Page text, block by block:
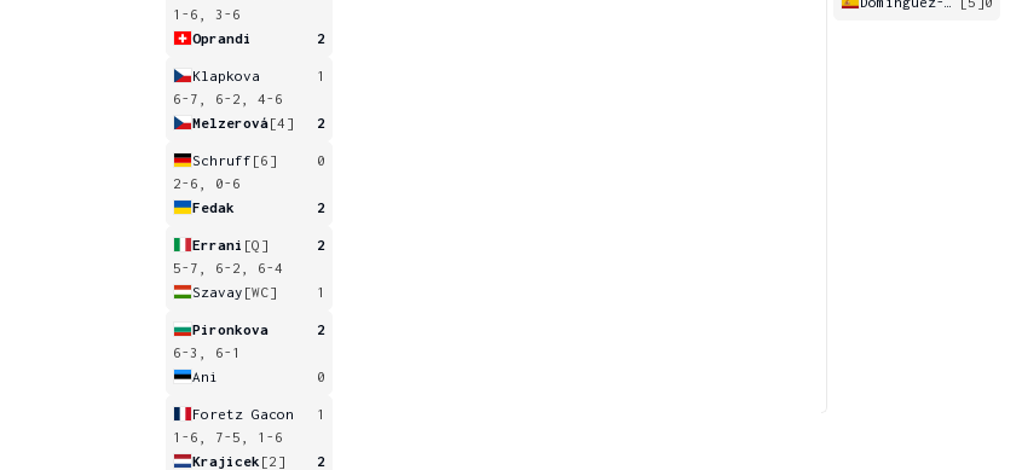
1-6, 3-6
Oprandi
2
Klapkova
1
6-7, 6-2, 4-6
Melzerová[4] 2
Schruff [6]
0
2-6, 0-6
Fedak
2
Errani [Q]
2
5-7, 6-2, 6-4
Szavay [WC] 1
Pironkova
2
6-3, 6-1
Ani
0
Foretz Gacon
1
1-6, 7-5, 1-6
Krajicek [2] 2